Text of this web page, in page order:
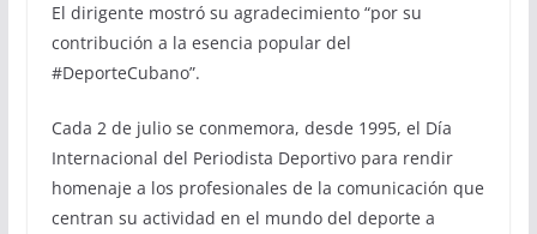
El dirigente mostró su agradecimiento “por su
contribución a la esencia popular del
#DeporteCubano”.
Cada 2 de julio se conmemora, desde 1995, el Día
Internacional del Periodista Deportivo para rendir
homenaje a los profesionales de la comunicación que
centran su actividad en el mundo del deporte a